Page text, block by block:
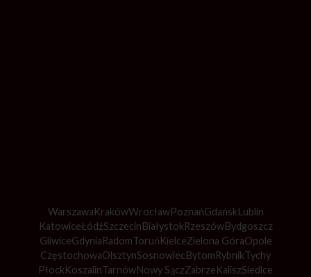
WarszawaKrakówWrocławPoznańGdańskLublin
KatowiceŁódźSzczecinBiałystokRzeszówBydgoszcz
GliwiceGdyniaRadomToruńKielceZielona GóraOpole
CzęstochowaOlsztynSosnowiecBytomRybnikTychy
PłockKoszalinTarnówNowy SączZabrzeKaliszSiedlce